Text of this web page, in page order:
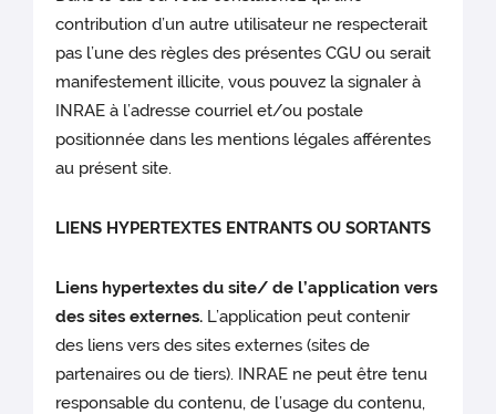
contribution d’un autre utilisateur ne respecterait
pas l’une des règles des présentes CGU ou serait
manifestement illicite, vous pouvez la signaler à
INRAE à l’adresse courriel et/ou postale
positionnée dans les mentions légales afférentes
au présent site.
LIENS HYPERTEXTES ENTRANTS OU SORTANTS
Liens hypertextes du site/ de l’application vers
des sites externes. L’application peut contenir
des liens vers des sites externes (sites de
partenaires ou de tiers). INRAE ne peut être tenu
responsable du contenu, de l’usage du contenu,